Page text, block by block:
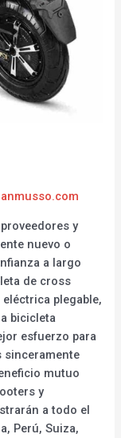
y
nuevo o
a largo
de cross
plegable,
bicicleta
esfuerzo para
sinceramente
mutuo
y
a todo el
Perú, Suiza,